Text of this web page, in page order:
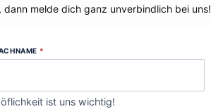
melde dich ganz unverbindlich bei uns!
*
ist uns wichtig!